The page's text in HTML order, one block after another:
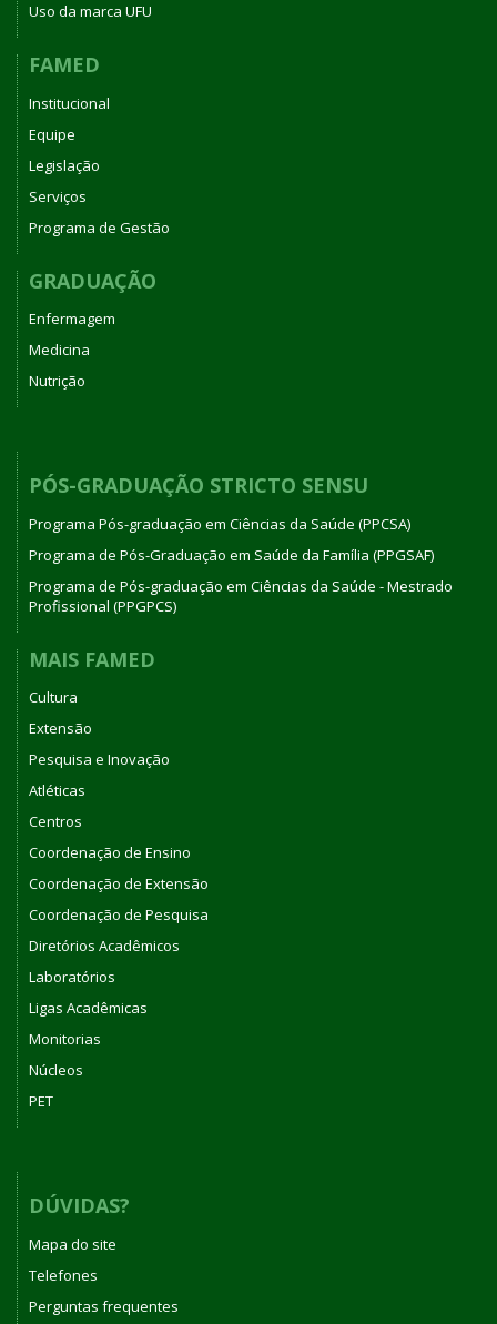
Uso da marca UFU
FAMED
Institucional
Equipe
Legislação
Serviços
Programa de Gestão
GRADUAÇÃO
Enfermagem
Medicina
Nutrição
PÓS-GRADUAÇÃO STRICTO SENSU
Programa Pós-graduação em Ciências da Saúde (PPCSA)
Programa de Pós-Graduação em Saúde da Família (PPGSAF)
Programa de Pós-graduação em Ciências da Saúde - Mestrado
Profissional (PPGPCS)
MAIS FAMED
Cultura
Extensão
Pesquisa e Inovação
Atléticas
Centros
Coordenação de Ensino
Coordenação de Extensão
Coordenação de Pesquisa
Diretórios Acadêmicos
Laboratórios
Ligas Acadêmicas
Monitorias
Núcleos
PET
DÚVIDAS?
Mapa do site
Telefones
Perguntas frequentes